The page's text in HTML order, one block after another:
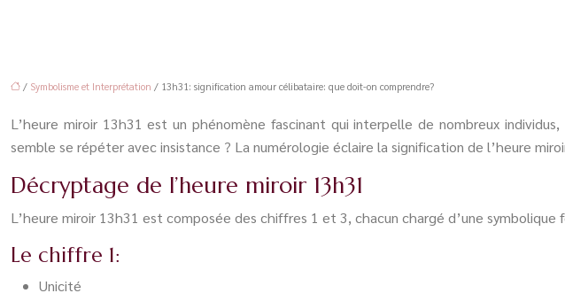
/ Symbolisme et Interprétation / 13h31: signification amour célibataire: que doit-on comprendre?
L’heure miroir 13h31 est un phénomène fascinant qui interpelle de nombreux
semble se répéter avec insistance ? La numérologie éclaire la signification de l’heure
Décryptage de l’heure miroir 13h31
L’heure miroir 13h31 est composée des chiffres 1 et 3, chacun chargé d’une symbolique
Le chiffre 1:
Unicité